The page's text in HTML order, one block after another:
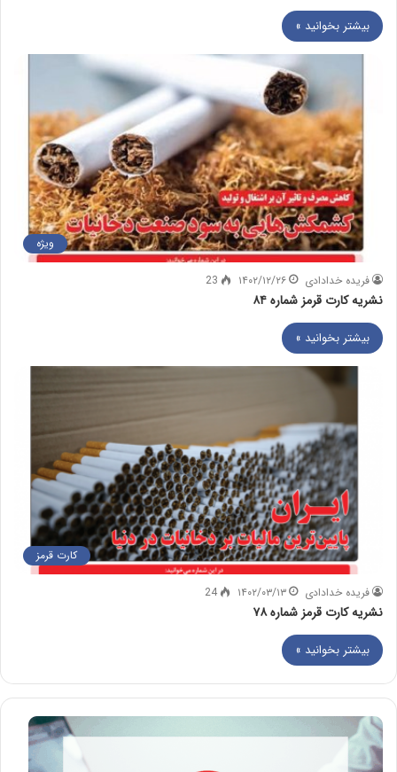
بیشتر بخوانید »
ویژه
فریده خدادادی ۱۴۰۲/۱۲/۲۶ 23
نشریه کارت قرمز شماره ۸۴
بیشتر بخوانید »
کارت قرمز
فریده خدادادی ۱۴۰۲/۰۳/۱۳ 24
نشریه کارت قرمز شماره ۷۸
بیشتر بخوانید »